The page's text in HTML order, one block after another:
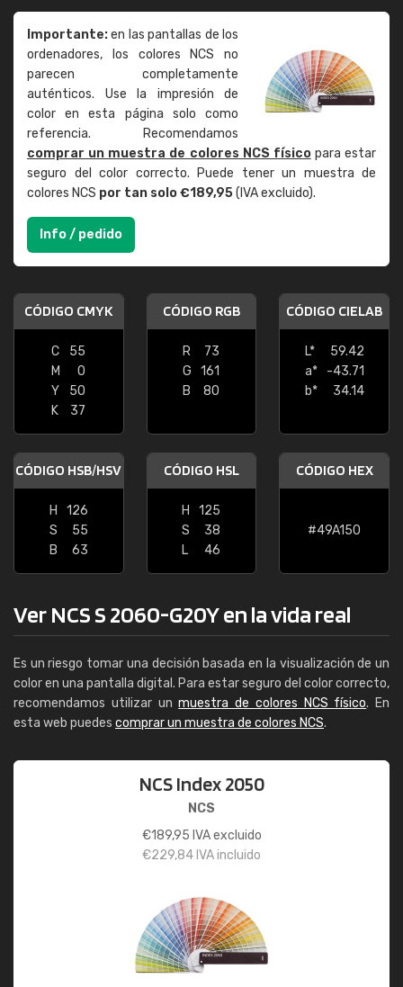
Importante:en las pantallas de los
ordenadores, los colores NCS no
parecen completamente
auténticos. Use la impresión de
color en esta página solo como
referencia. Recomendamos
comprar un muestra de colores NCS físicopara estar
seguro del color correcto. Puede tener un muestra de
colores NCS por tan solo €189,95(IVA excluido).
Info / pedido
CÓDIGO CMYK
C
55
M
0
Y
50
K
37
CÓDIGO RGB
R
73
G
161
B
80
CÓDIGO CIELAB
L*
59.42
a*
-43.71
b*
34.14
CÓDIGO HSB/HSV
H
126
S
55
B
63
CÓDIGO HSL
H
125
S
38
L
46
CÓDIGO HEX
#49A150
Ver NCS S 2060-G20Y en la vida real
Es un riesgo tomar una decisión basada en la visualización de un
color en una pantalla digital. Para estar seguro del color correcto,
recomendamos utilizar unmuestra de colores NCS físico. En
esta web puedes comprar un muestra de colores NCS.
NCS Index 2050
NCS
€189,95 IVA excluido
€229,84 IVA incluido